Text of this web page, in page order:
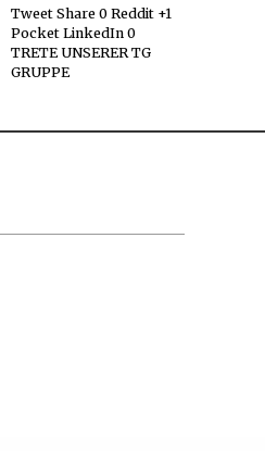
Tweet Share 0 Reddit +1
Pocket LinkedIn 0
TRETE UNSERER TG
GRUPPE